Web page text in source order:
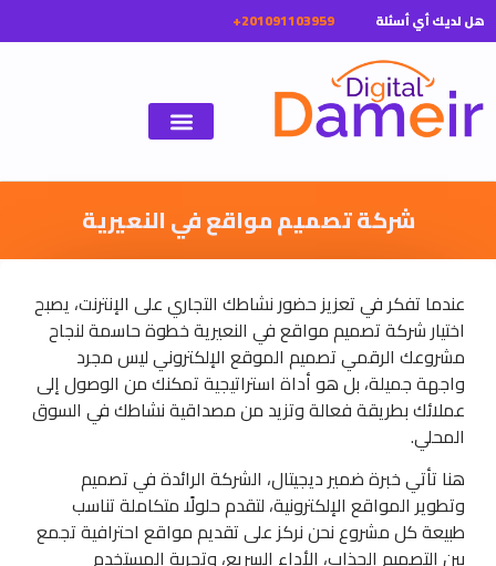
لديك أي أسئلة
شركة تصميم مواقع في النعيرية
عندما تفكر في تعزيز حضور نشاطك التجاري على الإنترنت، يصبح
اختيار شركة تصميم مواقع في النعيرية خطوة حاسمة لنجاح
مشروعك الرقمي تصميم الموقع الإلكتروني ليس مجرد
واجهة جميلة، بل هو أداة استراتيجية تمكنك من الوصول إلى
عملائك بطريقة فعالة وتزيد من مصداقية نشاطك في السوق
المحلي.
هنا تأتي خبرة ضمير ديجيتال، الشركة الرائدة في تصميم
وتطوير المواقع الإلكترونية، لتقدم حلولًا متكاملة تناسب
طبيعة كل مشروع نحن نركز على تقديم مواقع احترافية تجمع
بين التصميم الجذاب، الأداء السريع، وتجربة المستخدم